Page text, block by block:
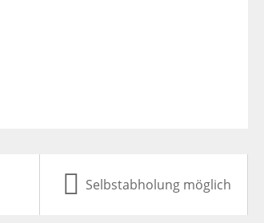
Selbstabholung möglich